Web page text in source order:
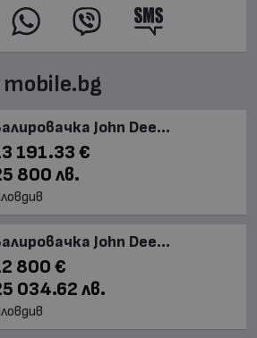
John Dee...
191.33 €
800 лв.
John Dee...
800 €
034.62 лв.